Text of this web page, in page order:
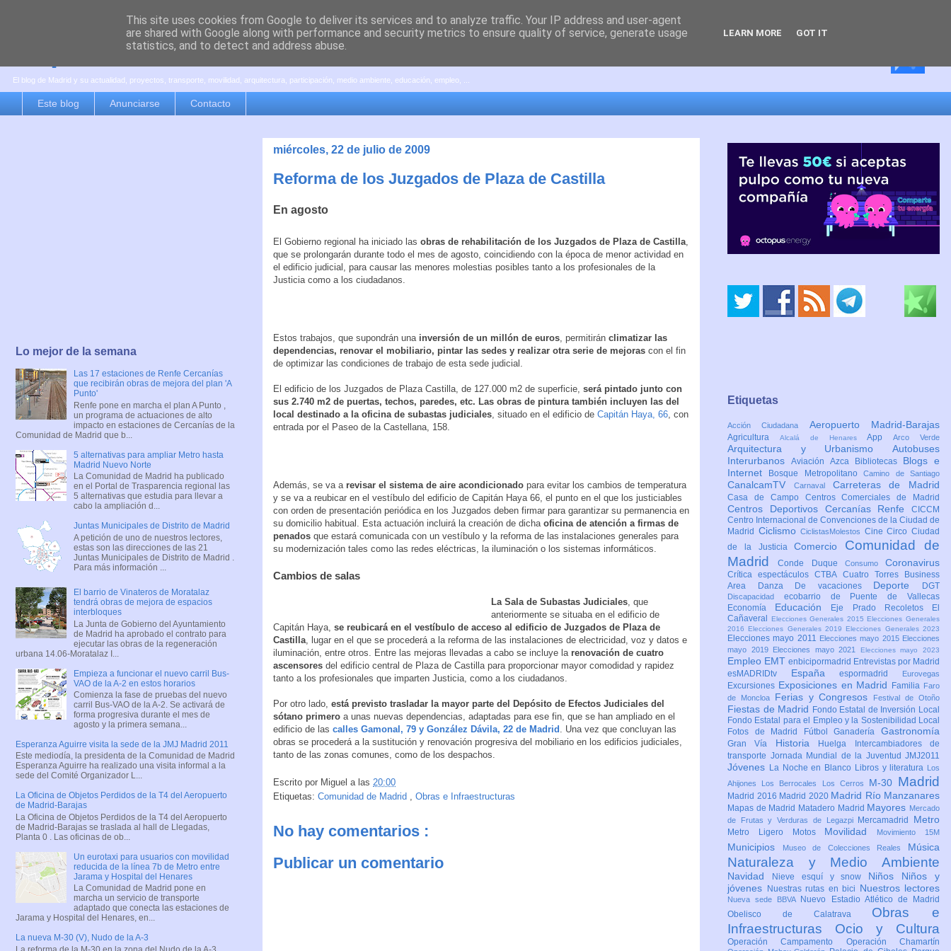
es por madrid
El blog de Madrid y su actualidad, proyectos, transporte, movilidad, arquitectura, participación, medio ambiente, educación, empleo, ...
Este blog Anunciarse Contacto
miércoles, 22 de julio de 2009
Reforma de los Juzgados de Plaza de Castilla
En agosto
El Gobierno regional ha iniciado las obras de rehabilitación de los Juzgados de Plaza de Castilla,
que se prolongarán durante todo el mes de agosto, coincidiendo con la época de menor actividad en
el edificio judicial, para causar las menores molestias posibles tanto a los profesionales de la
Justicia como a los ciudadanos.
Estos trabajos, que supondrán una inversión de un millón de euros, permitirán climatizar las
dependencias, renovar el mobiliario, pintar las sedes y realizar otra serie de mejoras con el fin
de optimizar las condiciones de trabajo de esta sede judicial.
El edificio de los Juzgados de Plaza Castilla, de 127.000 m2 de superficie, será pintado junto con
sus 2.740 m2 de puertas, techos, paredes, etc. Las obras de pintura también incluyen las del
local destinado a la oficina de subastas judiciales, situado en el edificio de Capitán Haya, 66, con
entrada por el Paseo de la Castellana, 158.
Además, se va a revisar el sistema de aire acondicionado para evitar los cambios de temperatura
y se va a reubicar en el vestíbulo del edificio de Capitán Haya 66, el punto en el que los justiciables
con orden de presentación periódica en los Juzgados deben firmar para garantizar su permanencia en
su domicilio habitual. Esta actuación incluirá la creación de dicha oficina de atención a firmas de
penados que estará comunicada con un vestíbulo y la reforma de las instalaciones generales para
su modernización tales como las redes eléctricas, la iluminación o los sistemas informáticos.
Cambios de salas
La Sala de Subastas Judiciales, que
anteriormente se situaba en el edificio de
Capitán Haya, se reubicará en el vestíbulo de acceso al edificio de Juzgados de Plaza de
Castilla, lugar en el que se procederá a la reforma de las instalaciones de electricidad, voz y datos e
iluminación, entre otros. Entre las mejoras llevadas a cabo se incluye la renovación de cuatro
ascensores del edificio central de Plaza de Castilla para proporcionar mayor comodidad y rapidez
tanto a los profesionales que imparten Justicia, como a los ciudadanos.
Por otro lado, está previsto trasladar la mayor parte del Depósito de Efectos Judiciales del
sótano primero a unas nuevas dependencias, adaptadas para ese fin, que se han ampliado en el
edificio de las calles Gamonal, 79 y González Dávila, 22 de Madrid . Una vez que concluyan las
obras se procederá a la sustitución y renovación progresiva del mobiliario en los edificios judiciales,
tanto de las zonas comunes, como de los despachos.
Escrito por Miguel a las 20:00
Etiquetas: Comunidad de Madrid Obras e Infraestructuras
No hay comentarios :
Publicar un comentario
Lo mejor de la semana
Las 17 estaciones de Renfe Cercanías
que recibirán obras de mejora del plan 'A
Punto'
Renfe pone en marcha el plan A Punto ,
un programa de actuaciones de alto
impacto en estaciones de Cercanías de la
Comunidad de Madrid que b...
5 alternativas para ampliar Metro hasta
Madrid Nuevo Norte
La Comunidad de Madrid ha publicado
en el Portal de Trasparencia regional las
5 alternativas que estudia para llevar a
cabo la ampliación d...
Juntas Municipales de Distrito de Madrid
A petición de uno de nuestros lectores,
estas son las direcciones de las 21
Juntas Municipales de Distrito de Madrid .
Para más información ...
El barrio de Vinateros de Moratalaz
tendrá obras de mejora de espacios
interbloques
La Junta de Gobierno del Ayuntamiento
de Madrid ha aprobado el contrato para
ejecutar las obras de la regeneración
urbana 14.06-Moratalaz I...
Empieza a funcionar el nuevo carril Bus-
VAO de la A-2 en estos horarios
Comienza la fase de pruebas del nuevo
carril Bus-VAO de la A-2. Se activará de
forma progresiva durante el mes de
agosto y la primera semana...
Esperanza Aguirre visita la sede de la JMJ Madrid 2011
Este mediodía, la presidenta de la Comunidad de Madrid
Esperanza Aguirre ha realizado una visita informal a la
sede del Comité Organizador L...
La Oficina de Objetos Perdidos de la T4 del Aeropuerto
de Madrid-Barajas
La Oficina de Objetos Perdidos de la T4 del Aeropuerto
de Madrid-Barajas se traslada al hall de Llegadas,
Planta 0 . Las oficinas de ob...
Un eurotaxi para usuarios con movilidad
reducida de la línea 7b de Metro entre
Jarama y Hospital del Henares
La Comunidad de Madrid pone en
marcha un servicio de transporte
adaptado que conecta las estaciones de
Jarama y Hospital del Henares, en...
La nueva M-30 (V), Nudo de la A-3
Etiquetas
Acción Ciudadana Aeropuerto Madrid-Barajas
Agricultura Alcalá de HenaresAppArco Verde
Arquitectura y Urbanismo Autobuses
Interurbanos Aviación Azca Bibliotecas Blogs e
Internet
Bosque MetropolitanoCamino de Santiago
CanalcamTV Carnaval Carreteras de Madrid
Casa de Campo Centros Comerciales de Madrid
Centros Deportivos Cercanías Renfe CICCM
Centro Internacional de Convenciones de la Ciudad de
Madrid CiclismoCiclistasMolestos CineCircoCiudad
de la JusticiaComercio Comunidad de
MadridConde Duque Consumo Coronavirus
Crítica espectáculosCTBA Cuatro Torres Business
Area
Danza De vacaciones Deporte DGT
Discapacidad ecobarrio de Puente de Vallecas
Economía Educación Eje Prado Recoletos
El
Cañaveral
Elecciones Generales 2015 Elecciones Generales
2016 Elecciones Generales 2019 Elecciones Generales 2023
Elecciones mayo 2011 Elecciones mayo 2015 Elecciones
mayo 2019
Elecciones mayo 2021 Elecciones mayo 2023
Empleo EMT enbicipormadrid Entrevistas por Madrid
esMADRIDtv Españaespormadrid Eurovegas
Excursiones Exposiciones en Madrid Familia Faro
de Moncloa
Ferias y Congresos Festival de Otoño
Fiestas de Madrid Fondo Estatal de Inversión Local
Fondo Estatal para el Empleo y la Sostenibilidad Local
Fotos de Madrid
FútbolGanaderíaGastronomía
Gran Vía Historia Huelga
Intercambiadores de
transporte Jornada Mundial de la Juventud JMJ2011
Jóvenes La Noche en Blanco Libros y literatura
Los
Ahijones
Los Berrocales Los Cerros M-30 Madrid
Madrid 2016 Madrid 2020 Madrid Río Manzanares
Mapas de Madrid Matadero Madrid Mayores Mercado
de Frutas y Verduras de Legazpi
Mercamadrid Metro
Metro Ligero Motos Movilidad Movimiento 15M
Municipios Museo de Colecciones Reales Música
Naturaleza y Medio Ambiente
Navidad Nieve esquí y snow Niños Niños y
jóvenes
Nuestras rutas en bici Nuestros lectores
Nueva sede BBVA
Nuevo Estadio Atlético de Madrid
Obelisco de Calatrava Obras e
Infraestructuras Ocio y Cultura
Operación Campamento Operación Chamartín
This site uses cookies from Google to deliver its services and to analyze traffic. Your IP address and user-agent
are shared with Google along with performance and security metrics to ensure quality of service, generate usage
statistics, and to detect and address abuse.
LEARN MORE GOT IT